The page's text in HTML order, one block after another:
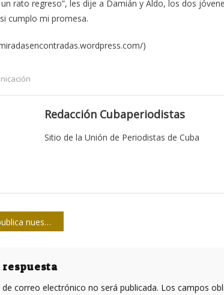
un rato regreso”, les dije a Damián y Aldo, los dos
cumplo mi promesa.
)
Redacción Cubaperiodistas
Sitio de la Unión de Periodistas de Cuba
Universidades blancas
respuesta
de correo electrónico no será publicada. Los campos